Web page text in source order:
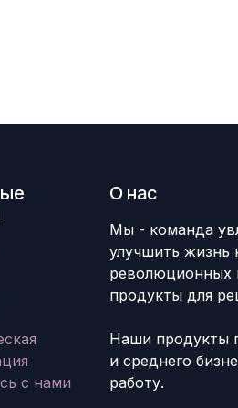
с нами
О нас
Мы - команда
улучшить жизнь
революционных
продукты для
Наши продукты
и среднего
работу.